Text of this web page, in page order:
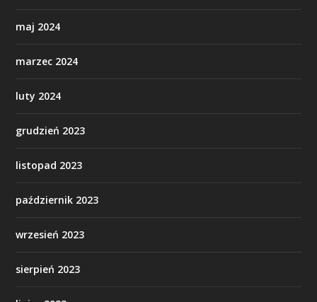
maj 2024
marzec 2024
luty 2024
grudzień 2023
listopad 2023
październik 2023
wrzesień 2023
sierpień 2023